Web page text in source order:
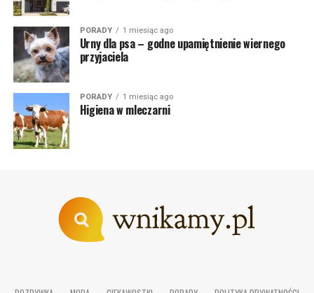
PORADY 1 miesiąc ago
Urny dla psa – godne upamiętnienie wiernego
przyjaciela
PORADY 1 miesiąc ago
Higiena w mleczarni